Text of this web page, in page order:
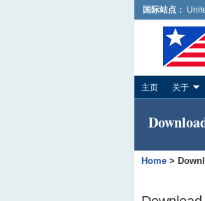
国际站点：
主页 关于
Home >